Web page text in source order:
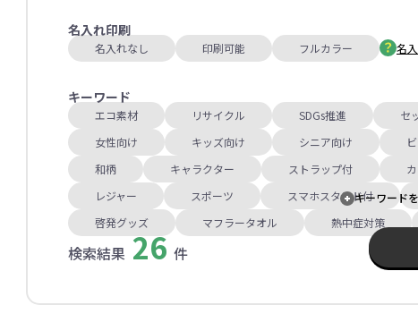
名入れ印刷
名入れなし 印刷可能 フルカラー 名
キーワード
エコ素材 リサイクル SDGs推進 セ
女性向け
キッズ向け シニア向け
和柄
キャラクター ストラップ付
レジャー
スポーツ スマホスタンド付
啓発グッズ
マフラータオル 熱中症対策
キーワード
検索結果 26 件